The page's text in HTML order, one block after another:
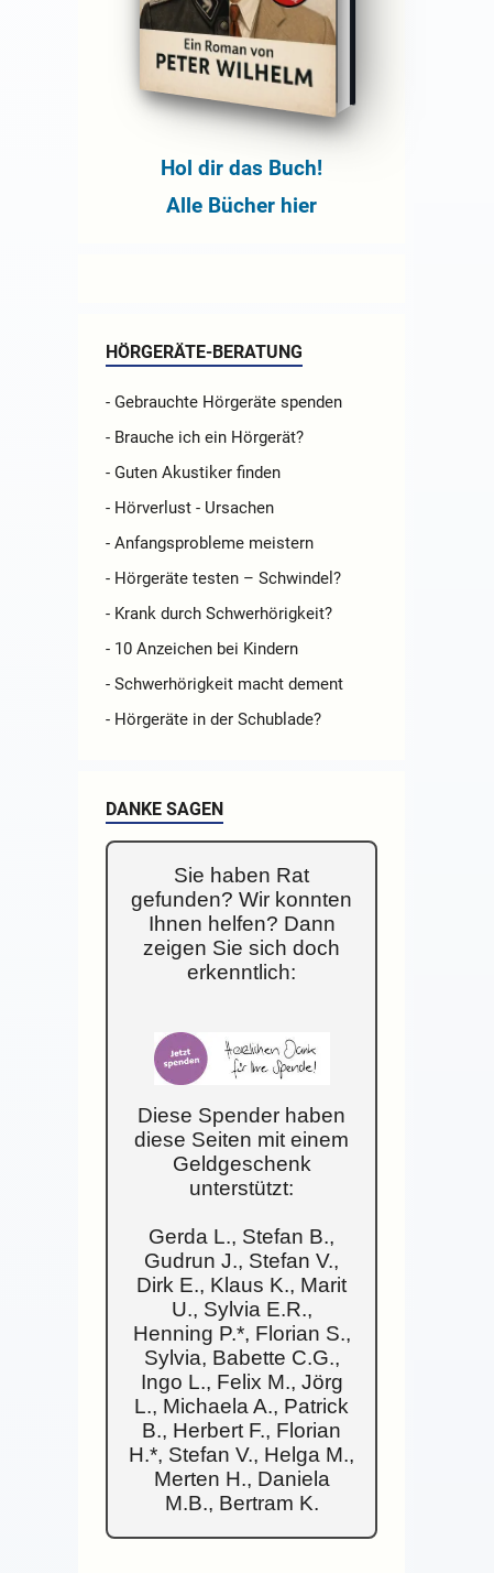
Hol dir das Buch!
Alle Bücher hier
HÖRGERÄTE-BERATUNG
- Gebrauchte Hörgeräte spenden
- Brauche ich ein Hörgerät?
- Guten Akustiker finden
- Hörverlust - Ursachen
- Anfangsprobleme meistern
- Hörgeräte testen – Schwindel?
- Krank durch Schwerhörigkeit?
- 10 Anzeichen bei Kindern
- Schwerhörigkeit macht dement
- Hörgeräte in der Schublade?
DANKE SAGEN
Sie haben Rat
gefunden? Wir konnten
Ihnen helfen? Dann
zeigen Sie sich doch
erkenntlich:
Diese Spender haben
diese Seiten mit einem
Geldgeschenk
unterstützt:
Gerda L., Stefan B.,
Gudrun J., Stefan V.,
Dirk E., Klaus K., Marit
U., Sylvia E.R.,
Henning P.*, Florian S.,
Sylvia, Babette C.G.,
Ingo L., Felix M., Jörg
L., Michaela A., Patrick
B., Herbert F., Florian
H.*, Stefan V., Helga M.,
Merten H., Daniela
M.B., Bertram K.